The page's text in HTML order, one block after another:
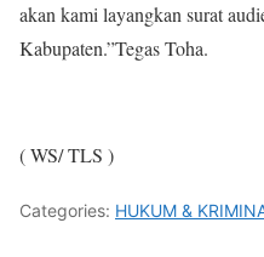
akan kami layangkan surat
Kabupaten.”Tegas Toha.
( WS/ TLS )
Categories: HUKUM &